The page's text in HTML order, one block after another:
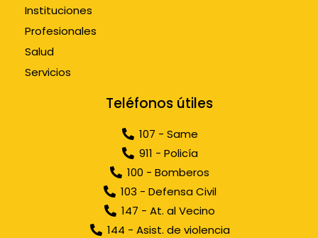
Instituciones
Profesionales
Salud
Servicios
Teléfonos útiles
107 - Same
911 - Policía
100 - Bomberos
103 - Defensa Civil
147 - At. al Vecino
144 - Asist. de violencia